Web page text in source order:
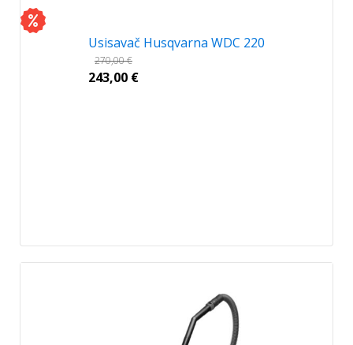
Usisavač Husqvarna WDC 220
270,00€
243,00 €